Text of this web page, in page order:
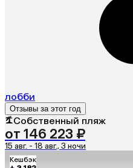
лобби
Отзывы за этот год
Собственный пляж
от 146 223 ₽
15 авг. - 18 авг., 3 ночи
Кешбэк